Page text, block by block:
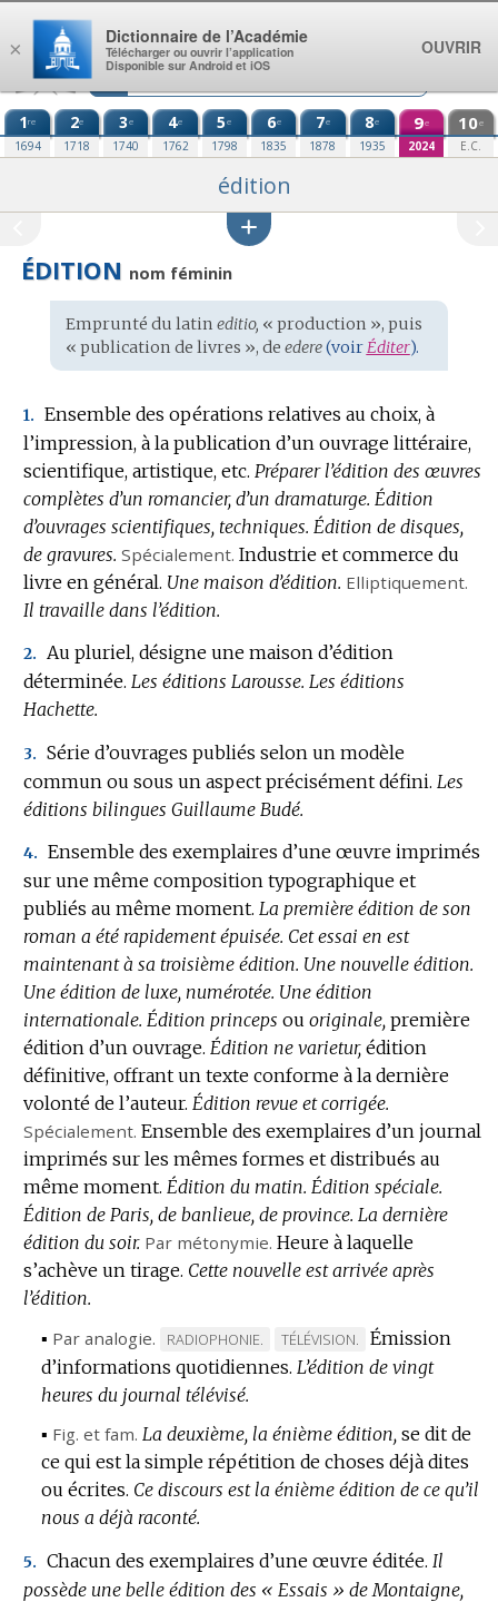
Aller au contenu
1re
1694
2e
1718
3e
1740
4e
1762
5e
1798
6e
1835
7e
1878
8e
1935
9e
2024
10e
E.C.
édition
ÉDITION nom féminin
Étymologie
:
Emprunté du latin editio, « production », puis
« publication de livres », de edere(voirÉditer).
1. Ensemble des opérations relatives au choix, à
l’impression, à la publication d’un ouvrage littéraire,
scientifique, artistique, etc. Préparer l’édition des œuvres
complètes d’un romancier, d’un dramaturge. Édition
d’ouvrages scientifiques, techniques. Édition de disques,
de gravures. Spécialement. Industrie et commerce du
livre en général. Une maison d’édition. Elliptiquement.
Il travaille dans l’édition.
2. Au pluriel, désigne une maison d’édition
déterminée. Les éditions Larousse. Les éditions
Hachette.
3. Série d’ouvrages publiés selon un modèle
commun ou sous un aspect précisément défini. Les
éditions bilingues Guillaume Budé.
4. Ensemble des exemplaires d’une œuvre imprimés
sur une même composition typographique et
publiés au même moment. La première édition de son
roman a été rapidement épuisée. Cet essai en est
maintenant à sa troisième édition. Une nouvelle édition.
Une édition de luxe, numérotée. Une édition
internationale. Édition princeps ou originale, première
édition d’un ouvrage. Édition ne varietur, édition
définitive, offrant un texte conforme à la dernière
volonté de l’auteur. Édition revue et corrigée.
Spécialement. Ensemble des exemplaires d’un journal
imprimés sur les mêmes formes et distribués au
même moment. Édition du matin. Édition spéciale.
Édition de Paris, de banlieue, de province. La dernière
édition du soir. Par métonymie. Heure à laquelle
s’achève un tirage. Cette nouvelle est arrivée après
l’édition.
▪ Par analogie.
MARQUE
DE
DOMAINE
RADIOPHONIE.
MARQUE
DE
:
TÉLÉVISION.
Émission
d’informations quotidiennes. L’édition de vingt
heures du journal télévisé.
▪ Fig. et fam. La deuxième, la énième édition, se dit de
ce qui est la simple répétition de choses déjà dites
ou écrites. Ce discours est la énième édition de ce qu’il
nous a déjà raconté.
5. Chacun des exemplaires d’une œuvre éditée. Il
possède une belle édition des « Essais » de Montaigne,
×
Dictionnaire de l’Académie
Télécharger ou ouvrir l’application
Disponible sur Android et iOS
OUVRIR